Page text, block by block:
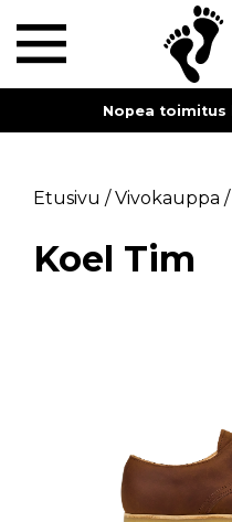
Nopea toimitus
Etusivu /Vivokauppa /
Koel Tim